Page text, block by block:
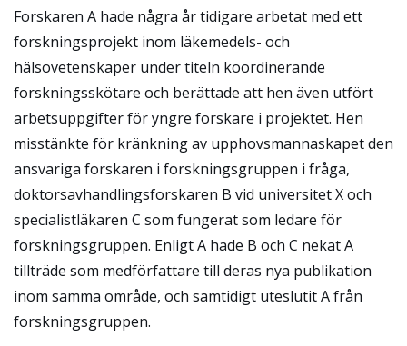
Forskaren A hade några år tidigare arbetat med ett
forskningsprojekt inom läkemedels- och
hälsovetenskaper under titeln koordinerande
forskningsskötare och berättade att hen även utfört
arbetsuppgifter för yngre forskare i projektet. Hen
misstänkte för kränkning av upphovsmannaskapet den
ansvariga forskaren i forskningsgruppen i fråga,
doktorsavhandlingsforskaren B vid universitet X och
specialistläkaren C som fungerat som ledare för
forskningsgruppen. Enligt A hade B och C nekat A
tillträde som medförfattare till deras nya publikation
inom samma område, och samtidigt uteslutit A från
forskningsgruppen.